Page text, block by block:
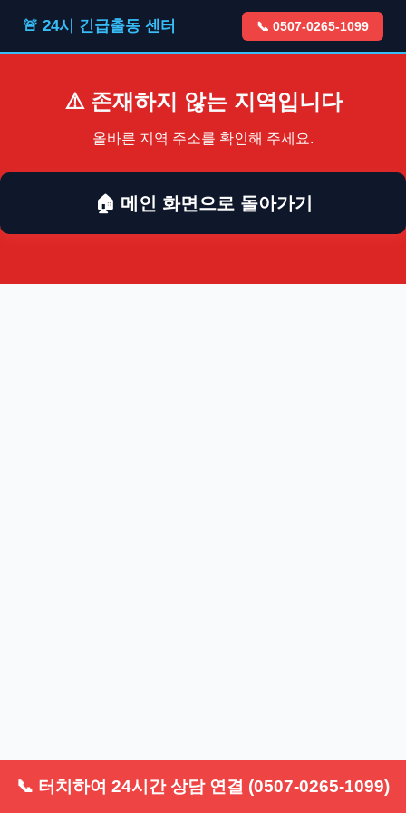
🚨 24시 긴급출동 센터 📞 0507-0265-1099
⚠️ 존재하지 않는 지역입니다
올바른 지역 주소를 확인해 주세요.
🏠 메인 화면으로 돌아가기
📞 터치하여 24시간 상담 연결 (0507-0265-1099)